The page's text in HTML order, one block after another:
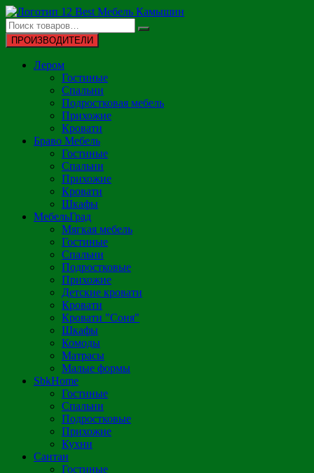
Перейти
к
содержимому
ПРОИЗВОДИТЕЛИ
Лером
Гостиные
Спальни
Подростковая мебель
Прихожие
Кровати
Браво Мебель
Гостиные
Спальни
Прихожие
Кровати
Шкафы
МебельГрад
Мягкая мебель
Гостиные
Спальни
Подростковые
Прихожие
Детские кровати
Кровати
Кровати "Соня"
Шкафы
Комоды
Матрасы
Малые формы
SbkHome
Гостиные
Спальни
Подростковые
Прихожие
Кухни
Сантан
Гостиные